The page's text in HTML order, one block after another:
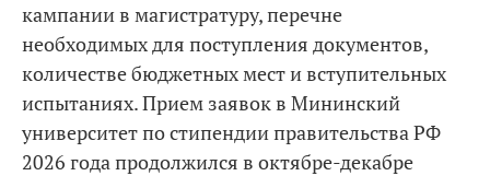
кампании в магистратуру, перечне
необходимых для поступления документов,
количестве бюджетных мест и вступительных
испытаниях. Прием заявок в Мининский
университет по стипендии правительства РФ
2026 года продолжился в октябре-декабре